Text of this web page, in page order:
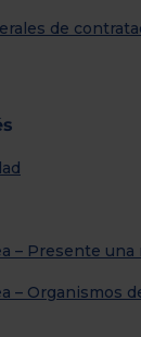
de
– Presente una
– Organismos